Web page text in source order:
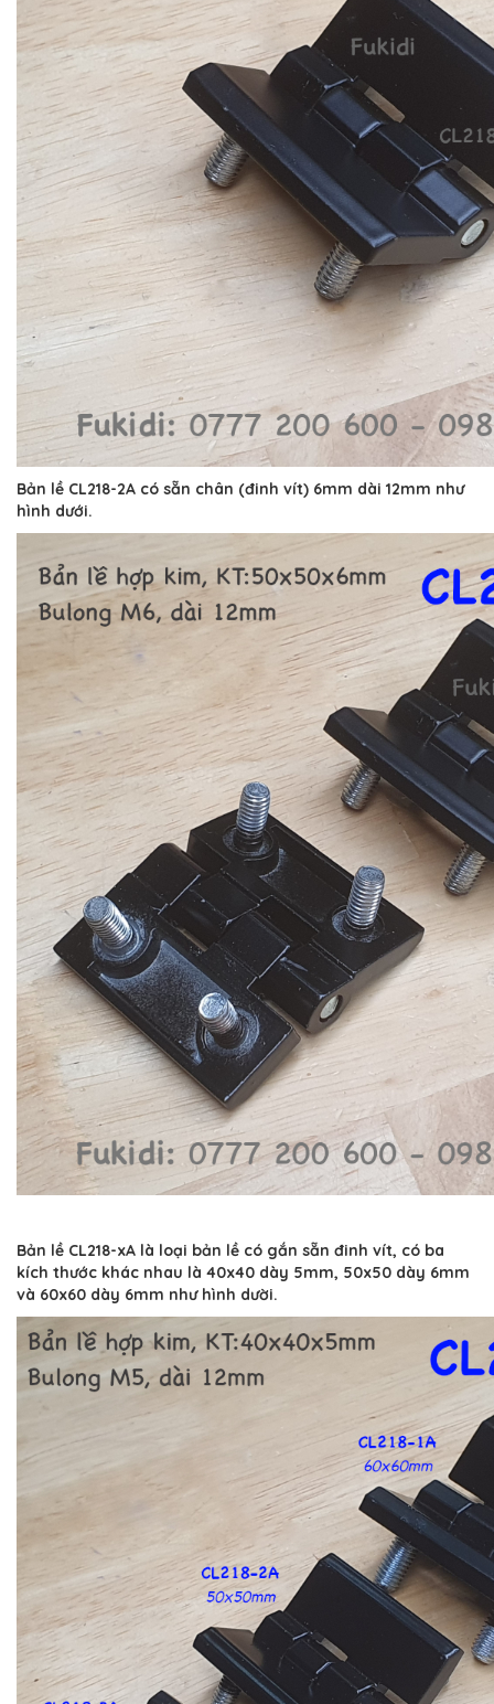
Bản lề CL218-2A có sẵn chân (đinh vít) 6mm dài 12mm như
hình dưới.
Bản lề CL218-xA là loại bản lề có gắn sẵn đinh vít, có ba
kích thước khác nhau là 40x40 dày 5mm, 50x50 dày 6mm
và 60x60 dày 6mm như hình dười.